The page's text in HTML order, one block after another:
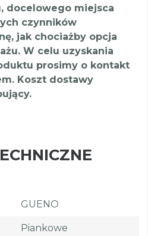
docelowego miejsca
czynników
jak chociażby opcja
W celu uzyskania
prosimy o kontakt
Koszt dostawy
GUENO
Piankowe